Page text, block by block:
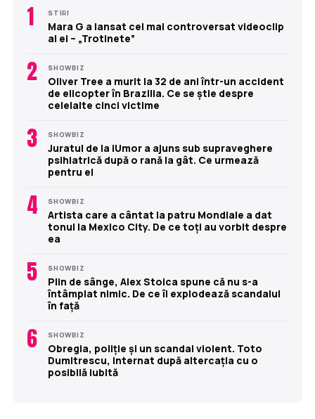
1 STIRI
Mara G a lansat cel mai controversat videoclip
al ei – „Trotinete”
2 SHOWBIZ
Oliver Tree a murit la 32 de ani într-un accident
de elicopter în Brazilia. Ce se știe despre
celelalte cinci victime
3 SHOWBIZ
Juratul de la iUmor a ajuns sub supraveghere
psihiatrică după o rană la gât. Ce urmează
pentru el
4 SHOWBIZ
Artista care a cântat la patru Mondiale a dat
tonul la Mexico City. De ce toți au vorbit despre
ea
5 SHOWBIZ
Plin de sânge, Alex Stoica spune că nu s-a
întâmplat nimic. De ce îi explodează scandalul
în față
6 SHOWBIZ
Obregia, poliție și un scandal violent. Toto
Dumitrescu, internat după altercația cu o
posibilă iubită